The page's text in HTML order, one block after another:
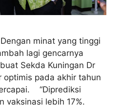
minat yang tinggi
lagi gencarnya
Sekda Kuningan Dr
optimis pada akhir tahun
“Diprediksi
vaksinasi lebih 17%.